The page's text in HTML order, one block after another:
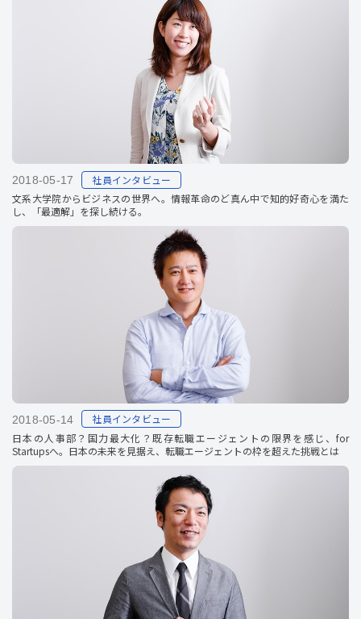
2018-05-17
社員インタビュー
文系大学院からビジネスの世界へ。情報革命のど真ん中で知的好奇心を満た
し、「最適解」を探し続ける。
2018-05-14
社員インタビュー
日本の人事部？国力最大化？既存転職エージェントの限界を感じ、for
Startupsへ。日本の未来を見据え、転職エージェントの枠を超えた挑戦とは